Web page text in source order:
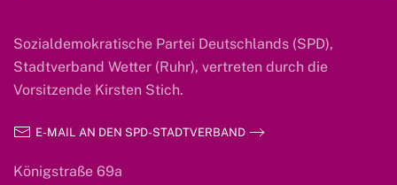
Sozialdemokratische Partei Deutschlands (SPD),
Stadtverband Wetter (Ruhr), vertreten durch die
Vorsitzende Kirsten Stich.
E-MAIL AN DEN SPD-STADTVERBAND
Königstraße 69a